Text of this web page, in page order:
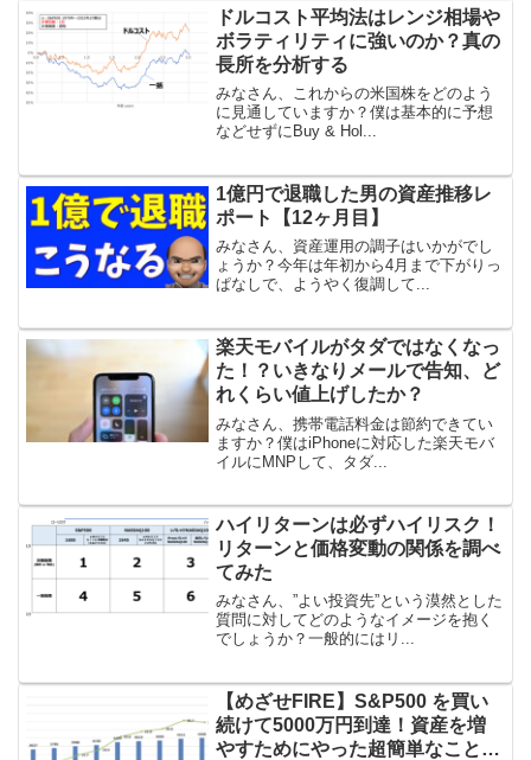
ドルコスト平均法はレンジ相場や
ボラティリティに強いのか？真の
長所を分析する
みなさん、これからの米国株をどのよう
に見通していますか？僕は基本的に予想
などせずにBuy & Hol...
1億円で退職した男の資産推移レ
ポート【12ヶ月目】
みなさん、資産運用の調子はいかがでし
ょうか？今年は年初から4月まで下がりっ
ぱなしで、ようやく復調して...
楽天モバイルがタダではなくなっ
た！？いきなりメールで告知、ど
れくらい値上げしたか？
みなさん、携帯電話料金は節約できてい
ますか？僕はiPhoneに対応した楽天モバ
イルにMNPして、タダ...
ハイリターンは必ずハイリスク！
リターンと価格変動の関係を調べ
てみた
みなさん、”よい投資先”という漠然とした
質問に対してどのようなイメージを抱く
でしょうか？一般的にはリ...
【めざせFIRE】S&P500 を買い
続けて5000万円到達！資産を増
やすためにやった超簡単なこと